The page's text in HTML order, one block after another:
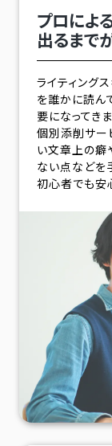
プロによ
出るまで
ライティング
を誰かに読ん
要になってき
個別添削サー
い文章上の癖
ない点などを
初心者でも安